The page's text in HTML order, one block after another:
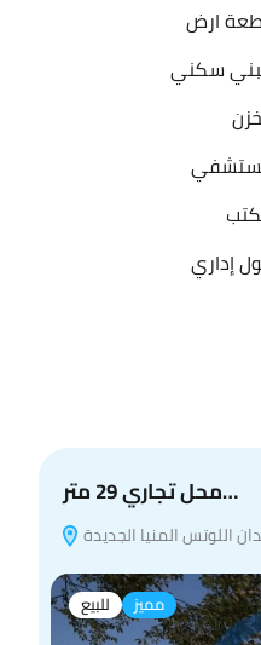
ارض
سكني
إداري
محل تجاري 29 متر…
اللوتس المنيا الجديدة
للبيع مميز